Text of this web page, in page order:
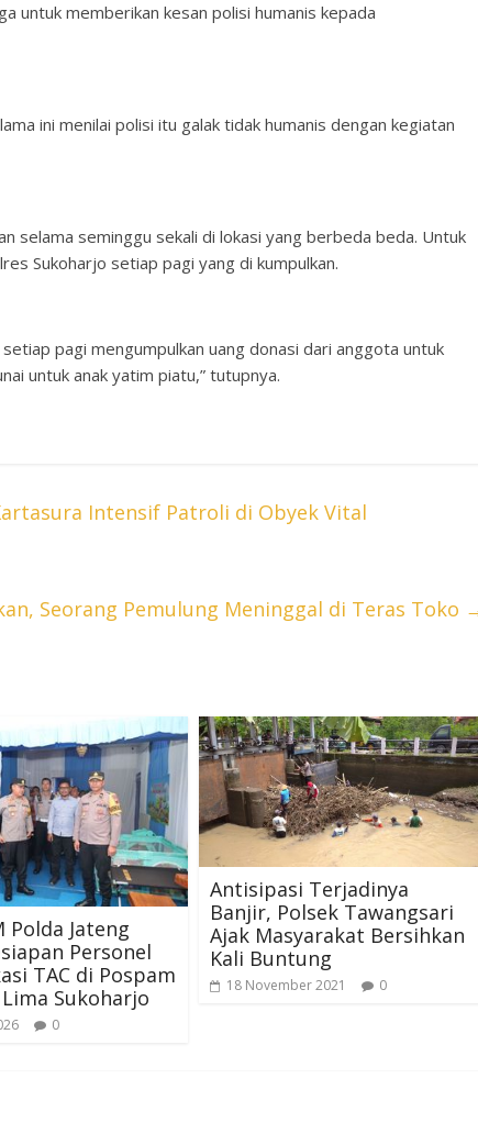
untuk memberikan kesan polisi humanis kepada
ini menilai polisi itu galak tidak humanis dengan kegiatan
selama seminggu sekali di lokasi yang berbeda beda. Untuk
Sukoharjo setiap pagi yang di kumpulkan.
pagi mengumpulkan uang donasi dari anggota untuk
untuk anak yatim piatu,” tutupnya.
Intensif Patroli di Obyek Vital
Seorang Pemulung Meninggal di Teras Toko
Polda Jateng
Personel
TAC di Pospam
Sukoharjo
0
Antisipasi Terjadinya
Banjir, Polsek Tawangsari
Ajak Masyarakat Bersihkan
Kali Buntung
18 November 2021 0